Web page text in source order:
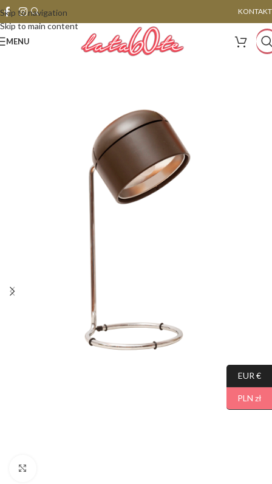
Skip to navigation
Skip to main content
KONTAKT
MENU
EUR €
PLN zł